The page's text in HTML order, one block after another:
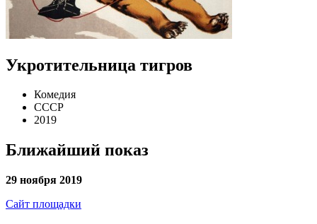
Укротительница тигров
Комедия
СССР
2019
Ближайший показ
29 ноября 2019
Сайт площадки